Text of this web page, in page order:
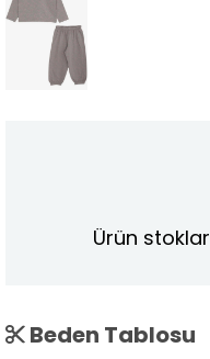
Ürün
Beden Tablosu